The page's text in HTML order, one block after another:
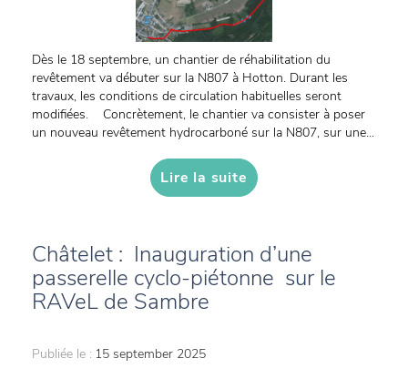
Dès le 18 septembre, un chantier de réhabilitation du
revêtement va débuter sur la N807 à Hotton. Durant les
travaux, les conditions de circulation habituelles seront
modifiées. Concrètement, le chantier va consister à poser
un nouveau revêtement hydrocarboné sur la N807, sur une...
Lire la suite
Châtelet : Inauguration d’une
passerelle cyclo-piétonne sur le
RAVeL de Sambre
Publiée le : 15 september 2025